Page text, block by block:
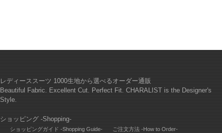
レディーススーツ 1000生地から選べるオーダー通販
Beautiful Fabric. Excellent Cut. Perfect Fit. CHARALIST is the Designer's
Style.
ショッピング -Shopping-
ショッピングガイド -Shopping Guide-
ご注文方法 -How to Order-